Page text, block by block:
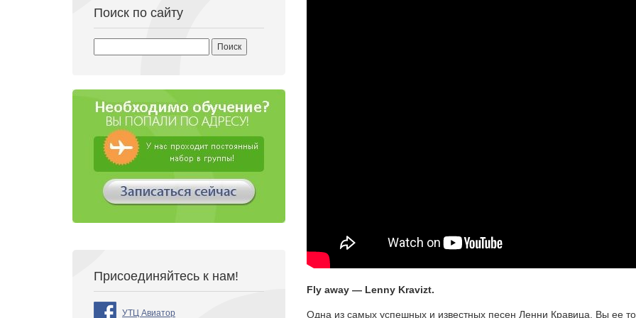
Fly away — Lenny Kravizt.
Одна из самых успешных и известных песен Ленни Кравица. Вы ее
Поиск по сайту
Присоединяйтесь к нам!
УТЦ Авиатор